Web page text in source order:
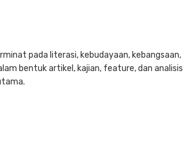
pada literasi, kebudayaan, kebangsaan,
bentuk artikel, kajian, feature, dan analisis